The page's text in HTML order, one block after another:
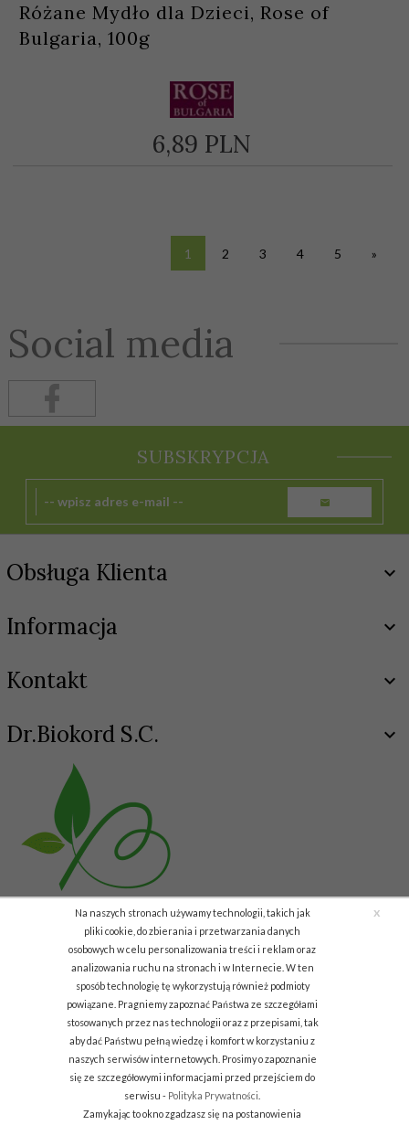
Różane Mydło dla Dzieci, Rose of
Bulgaria, 100g
6,89 PLN
1 2 3 4 5 »
Social media
SUBSKRYPCJA
Obsługa Klienta
Informacja
Kontakt
Dr.Biokord S.C.
info.biodar@gmail.com
Copyright © 2011 Biokord.com
Informacja o cookies|sklep internetowyRedCart.pl
Na naszych stronach używamy technologii, takich jak
pliki cookie, do zbierania i przetwarzania danych
osobowych w celu personalizowania treści i reklam oraz
analizowania ruchu na stronach i w Internecie. W ten
sposób technologię tę wykorzystują również podmioty
powiązane. Pragniemy zapoznać Państwa ze szczegółami
stosowanych przez nas technologii oraz z przepisami, tak
aby dać Państwu pełną wiedzę i komfort w korzystaniu z
naszych serwisów internetowych. Prosimy o zapoznanie
się ze szczegółowymi informacjami przed przejściem do
serwisu - Polityka Prywatności
Zamykając to okno zgadzasz się na postanowienia
x